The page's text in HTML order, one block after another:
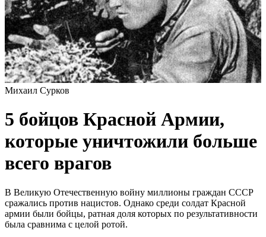
Михаил Сурков
5 бойцов Красной Армии,
которые уничтожили больше
всего врагов
В Великую Отечественную войну миллионы граждан СССР
сражались против нацистов. Однако среди солдат Красной
армии были бойцы, ратная доля которых по результативности
была сравнима с целой ротой.